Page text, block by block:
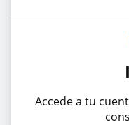
Accede a tu